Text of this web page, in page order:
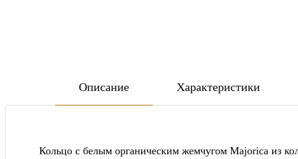
Описание Характеристики
Кольцо с белым органическим жемчугом Majorica из